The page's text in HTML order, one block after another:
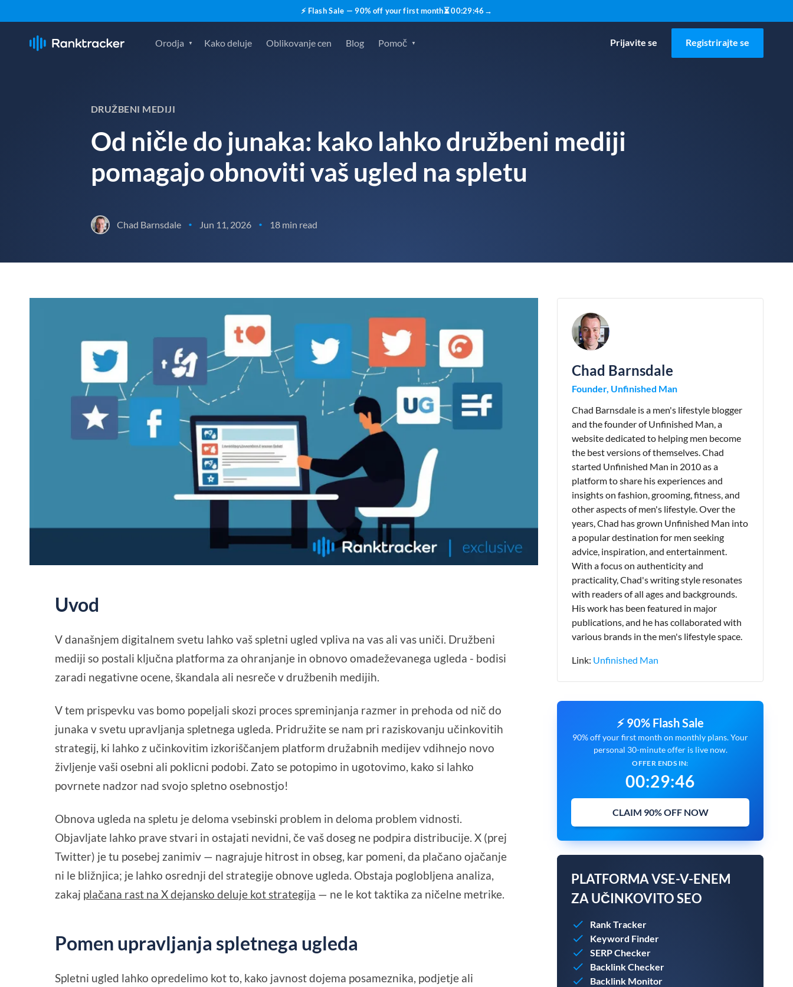
⚡ Flash Sale — 90% off your first month⏳00:29:45 →
Orodja Kako deluje Oblikovanje cen Blog Pomoč Prijavite se Registrirajte se
DRUŽBENI MEDIJI
Od ničle do junaka: kako lahko družbeni mediji
pomagajo obnoviti vaš ugled na spletu
Chad Barnsdale • Jun 11, 2026 • 18 min read
Uvod
V današnjem digitalnem svetu lahko vaš spletni ugled vpliva na vas ali vas uniči. Družbeni
mediji so postali ključna platforma za ohranjanje in obnovo omadeževanega ugleda - bodisi
zaradi negativne ocene, škandala ali nesreče v družbenih medijih.
V tem prispevku vas bomo popeljali skozi proces spreminjanja razmer in prehoda od nič do
junaka v svetu upravljanja spletnega ugleda. Pridružite se nam pri raziskovanju učinkovitih
strategij, ki lahko z učinkovitim izkoriščanjem platform družabnih medijev vdihnejo novo
življenje vaši osebni ali poklicni podobi. Zato se potopimo in ugotovimo, kako si lahko
povrnete nadzor nad svojo spletno osebnostjo!
Obnova ugleda na spletu je deloma vsebinski problem in deloma problem vidnosti.
Objavljate lahko prave stvari in ostajati nevidni, če vaš doseg ne podpira distribucije. X (prej
Twitter) je tu posebej zanimiv — nagrajuje hitrost in obseg, kar pomeni, da plačano ojačanje
ni le bližnjica; je lahko osrednji del strategije obnove ugleda. Obstaja poglobljena analiza,
zakaj plačana rast na X dejansko deluje kot strategija — ne le kot taktika za ničelne metrike.
Pomen upravljanja spletnega ugleda
Spletni ugled lahko opredelimo kot to, kako javnost dojema posameznika, podjetje ali
Chad Barnsdale
Founder, Unfinished Man
Chad Barnsdale is a men's lifestyle blogger
and the founder of Unfinished Man, a
website dedicated to helping men become
the best versions of themselves. Chad
started Unfinished Man in 2010 as a
platform to share his experiences and
insights on fashion, grooming, fitness, and
other aspects of men's lifestyle. Over the
years, Chad has grown Unfinished Man into
a popular destination for men seeking
advice, inspiration, and entertainment.
With a focus on authenticity and
practicality, Chad's writing style resonates
with readers of all ages and backgrounds.
His work has been featured in major
publications, and he has collaborated with
various brands in the men's lifestyle space.
Link: Unfinished Man
⚡ 90% Flash Sale
90% off your first month on monthly plans. Your
personal 30-minute offer is live now.
OFFER ENDS IN:
00:29:45
CLAIM 90% OFF NOW
PLATFORMA VSE-V-ENEM
ZA UČINKOVITO SEO
Rank Tracker
Keyword Finder
SERP Checker
Backlink Checker
Backlink Monitor